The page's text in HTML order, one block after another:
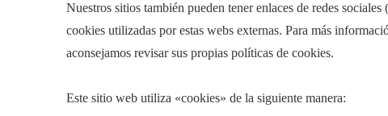
Nuestros sitios también pueden tener enlaces de redes
cookies utilizadas por estas webs externas. Para más
aconsejamos revisar sus propias políticas de cookies.
Este sitio web utiliza «cookies» de la siguiente manera: